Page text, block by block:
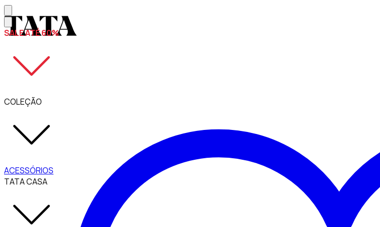
SALE ATÉ 60%
COLEÇÃO
ACESSÓRIOS
TATA CASA